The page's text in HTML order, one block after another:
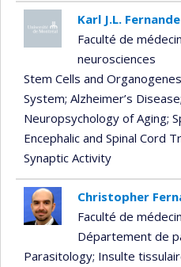
Karl J.L.
Faculté de
neurosciences
Stem Cells and
System; Alzheimer’s Disease
Neuropsychology of Aging;
Encephalic and Spinal Cord
Synaptic Activity
Christopher
Faculté de
Département de
Parasitology; Insulte